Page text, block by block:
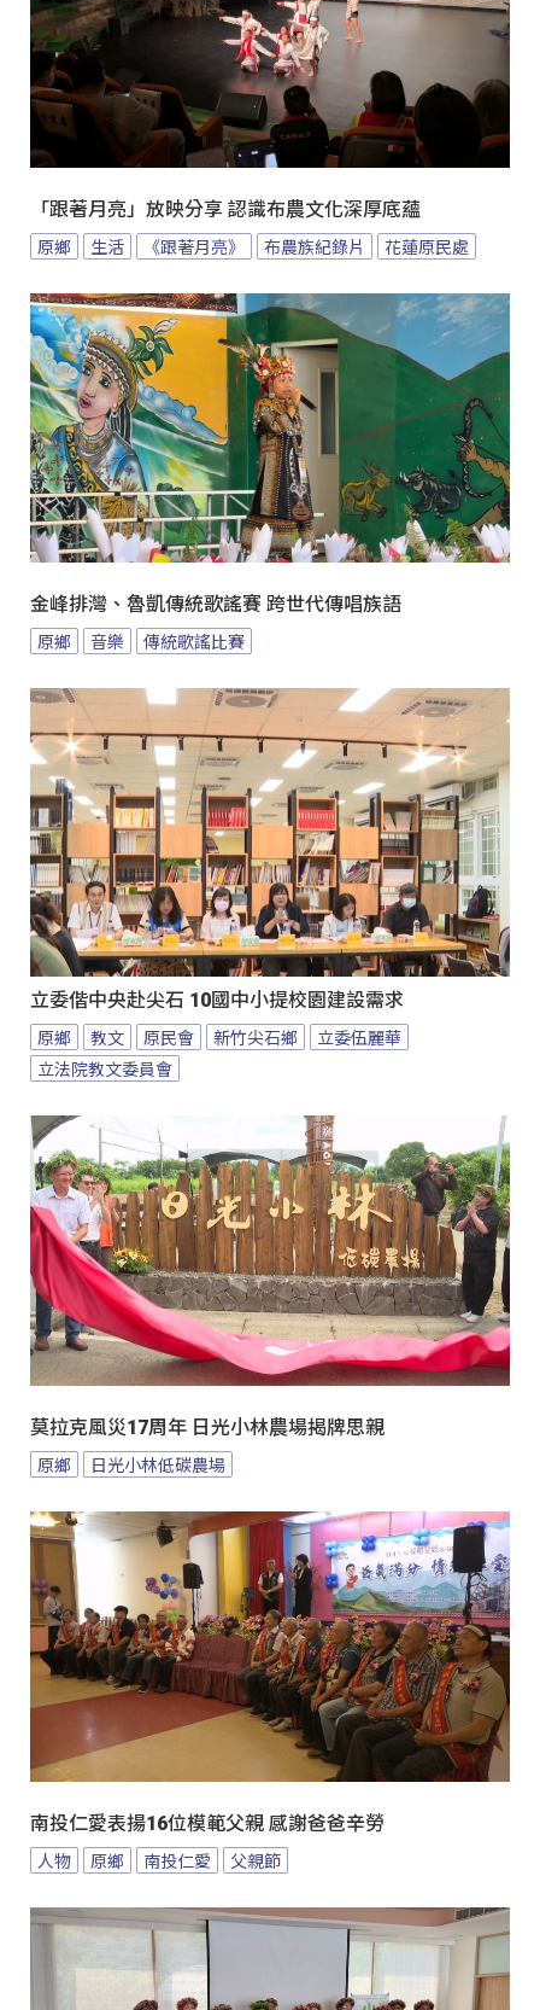
「跟著月亮」放映分享 認識布農文化深厚底蘊
原鄉 生活 《跟著月亮》 布農族紀錄片 花蓮原民處
金峰排灣、魯凱傳統歌謠賽 跨世代傳唱族語
原鄉 音樂 傳統歌謠比賽
立委偕中央赴尖石 10國中小提校園建設需求
原鄉 教文 原民會 新竹尖石鄉
立委伍麗華
立法院教文委員會
莫拉克風災17周年 日光小林農場揭牌思親
原鄉 日光小林低碳農場
南投仁愛表揚16位模範父親 感謝爸爸辛勞
人物 原鄉 南投仁愛 父親節